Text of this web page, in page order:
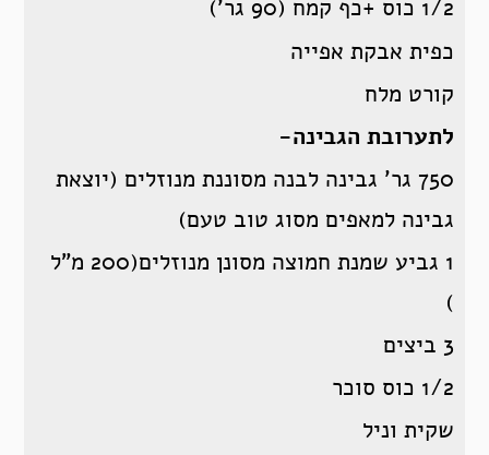
1/2 כוס +כף קמח (90 גר’)
כפית אבקת אפייה
קורט מלח
לתערובת הגבינה-
750 גר’ גבינה לבנה מסוננת מנוזלים (יוצאת
גבינה למאפים מסוג טוב טעם)
1 גביע שמנת חמוצה מסונן מנוזלים(200 מ”ל
)
3 ביצים
1/2 כוס סוכר
שקית וניל